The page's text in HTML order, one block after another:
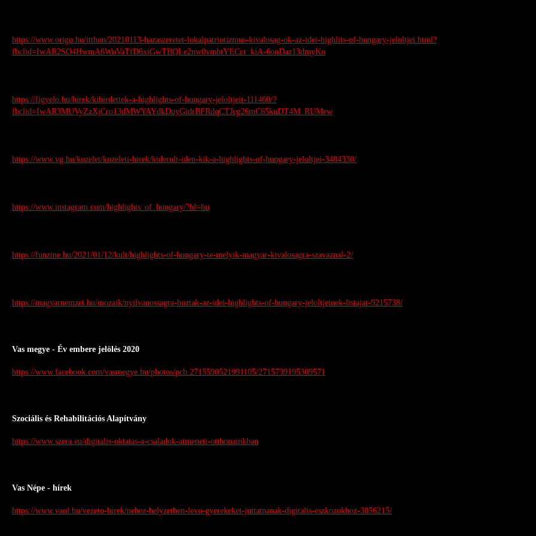
https://www.origo.hu/itthon/20210113-hazaszeretet-lokalpatriotizmus-kivalosag-ok-az-idei-highlits-of-hungary-jeloltjei.html?
fbclid=IwAR2SO4HwmA6WuVaTfD6xiGwTBQLe2nw0vmhtYECcr_kiA-6onDaz13dmyKo
https://figyelo.hu/hirek/kihirdettek-a-highlights-of-hungary-jeloltjeit-111460/?
fbclid=IwAR3MUVyZzXjCro13dMWYAYdkDuyGidrBFRdqCTJcg26mC65kuDT4M_RUMew
https://www.vg.hu/kozelet/kozeleti-hirek/kiderult-iden-kik-a-highlights-of-hungary-jeloltjei-3484330/
https://www.instagram.com/highlights_of_hungary/?hl=hu
https://funzine.hu/2021/01/12/kult/highlights-of-hungary-te-melyik-magyar-kivalosagra-szavaznal-2/
https://magyarnemzet.hu/mozaik/nyilvanossagra-hoztak-az-idei-highlights-of-hungary-jeloltjeinek-listajat-9215738/
Vas megye - Év embere jelölés 2020
https://www.facebook.com/vasmegye.hu/photos/pcb.2715590521991105/2715739195309571
Szociális és Rehabilitációs Alapítvány
https://www.szera.eu/digitalis-oktatas-a-csaladok-atmeneti-otthonainkban
Vas Népe - hírek
https://www.vaol.hu/vezeto-hirek/nehez-helyzetben-levo-gyerekeket-juttatnanak-digitalis-eszkozokhoz-3856215/